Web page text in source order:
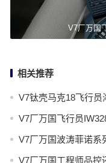
V7厂万国
相关推荐
V7钛壳马克18飞行员
V7厂万国飞行员
V7厂万国波涛菲诺系
V7厂万国工程师品控